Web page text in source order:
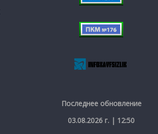
Последнее обновление
03.08.2026 г. | 12:50